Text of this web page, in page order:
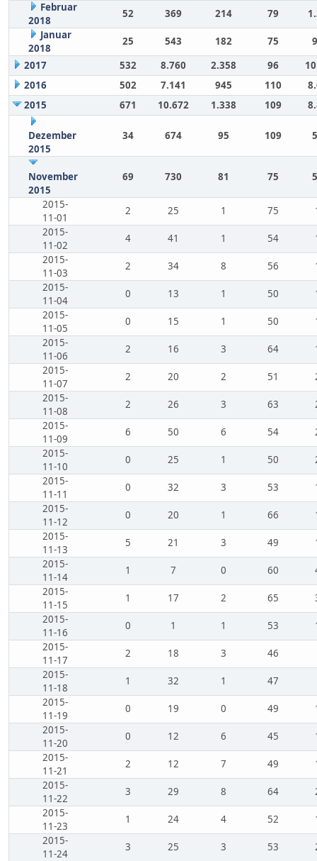
Februar
2018
52 369 214 79
Januar
2018
25 543 182 75
2017
532 8.760 2.358 96
2016
502 7.141 945 110
2015
671 10.672 1.338 109
Dezember
2015
34 674 95 109
November
2015
69 730 81 75
2015-
11-01
2 25 1 75
2015-
11-02
4 41 1 54
2015-
11-03
2 34 8 56
2015-
11-04
0 13 1 50
2015-
11-05
0 15 1 50
2015-
11-06
2 16 3 64
2015-
11-07
2 20 2 51
2015-
11-08
2 26 3 63
2015-
11-09
6 50 6 54
2015-
11-10
0 25 1 50
2015-
11-11
0 32 3 53
2015-
11-12
0 20 1 66
2015-
11-13
5 21 3 49
2015-
11-14
1 7 0 60
2015-
11-15
1 17 2 65
2015-
11-16
0 1 1 53
2015-
11-17
2 18 3
46
2015-
11-18
1 32 1
47
2015-
11-19
0 19 0 49
2015-
11-20
0 12 6 45
2015-
11-21
2 12 7 49
2015-
11-22
3 29 8 64
2015-
11-23
1 24 4 52
2015-
11-24
3 25 3 53